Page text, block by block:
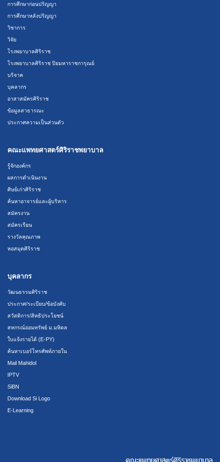
การศึกษาก่อนปริญญา
การศึกษาหลังปริญญา
วิชาการ
วิจัย
โรงพยาบาลศิริราช
โรงพยาบาลศิริราช ปิยมหาราชการุณย์
บริจาค
บุคลากร
อาสาสมัครศิริราช
ข้อมูลสาธารณะ
ประกาศความเป็นส่วนตัว
คณะแพทยศาสตร์ศิริราชพยาบาล
รู้จักองค์กร
ผลการดำเนินงาน
ศิษย์เก่าศิริราช
ค้นหาอาจารย์และผู้บริหาร
สมัครงาน
สมัครเรียน
รางวัลคุณภาพ
หอสมุดศิริราช
บุคลากร
วัฒนธรรมศิริราช
ประกาศ/ระเบียบ/ข้อบังคับ
สวัสดิการ/สิทธิประโยชน์
สหกรณ์ออมทรัพย์ ม.มหิดล
ใบแจ้งรายได้ (E-PY)
ค้นหาเบอร์โทรศัพท์ภายใน
Mail Mahidol
IPTV
SiBN
Download Si Logo
E-Learning